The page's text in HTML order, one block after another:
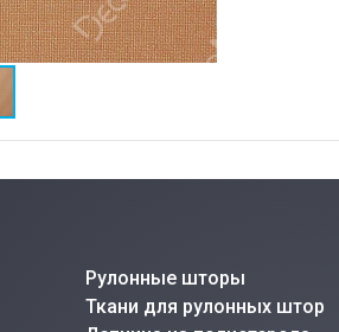
Рулонные шторы
Ткани для рулонных штор